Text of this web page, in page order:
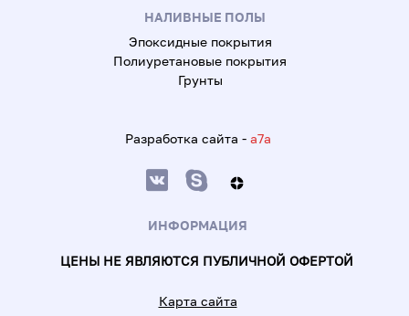
НАЛИВНЫЕ ПОЛЫ
Эпоксидные покрытия
Полиуретановые покрытия
Грунты
Разработка сайта - a7a
ИНФОРМАЦИЯ
ЦЕНЫ НЕ ЯВЛЯЮТСЯ ПУБЛИЧНОЙ ОФЕРТОЙ
Карта сайта